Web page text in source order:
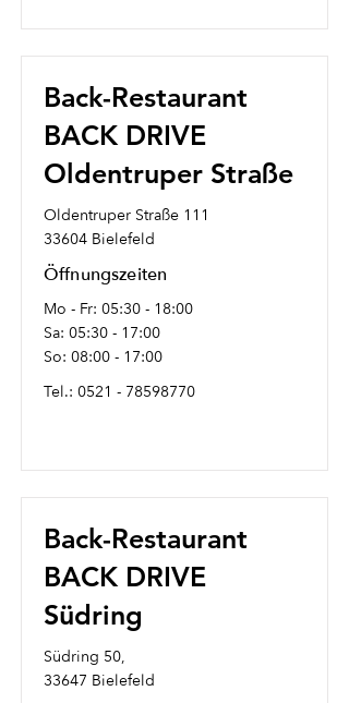
Back-Restaurant
BACK DRIVE
Oldentruper Straße
Oldentruper Straße 111
33604 Bielefeld
Öffnungszeiten
Mo - Fr: 05:30 - 18:00
Sa: 05:30 - 17:00
So: 08:00 - 17:00
Tel.: 0521 - 78598770
Back-Restaurant
BACK DRIVE
Südring
Südring 50,
33647 Bielefeld